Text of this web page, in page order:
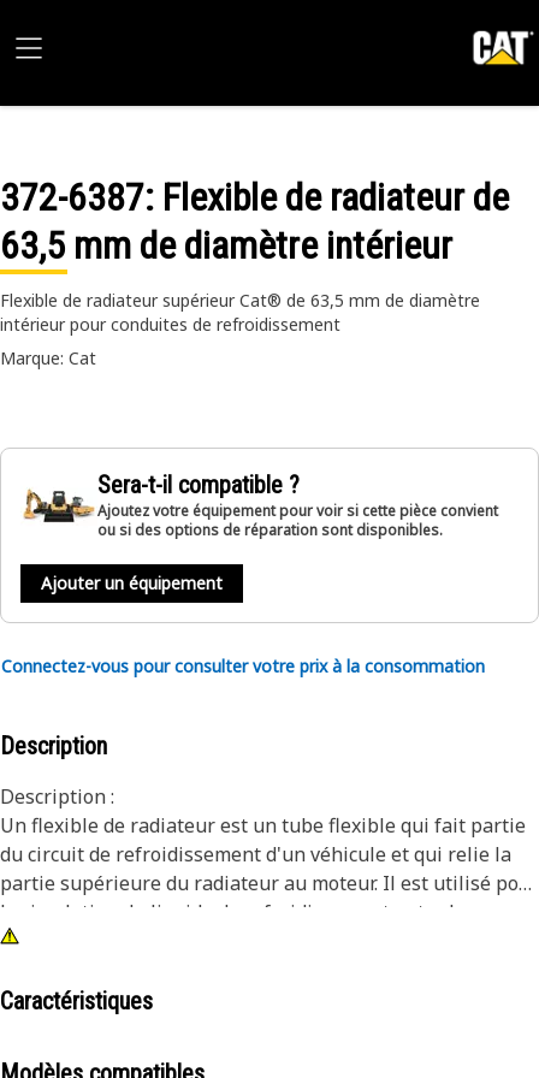
372-6387: Flexible de radiateur de
63,5 mm de diamètre intérieur
Flexible de radiateur supérieur Cat® de 63,5 mm de diamètre
intérieur pour conduites de refroidissement
Marque: Cat
Sera-t-il compatible ?
Ajoutez votre équipement pour voir si cette pièce convient
ou si des options de réparation sont disponibles.
Ajouter un équipement
Connectez-vous pour consulter votre prix à la consommation
Description
Description :
Un flexible de radiateur est un tube flexible qui fait partie
du circuit de refroidissement d'un véhicule et qui relie la
partie supérieure du radiateur au moteur. Il est utilisé pour
la circulation du liquide de refroidissement entre le
radiateur et le moteur, aidant à réguler la température du
transporter le liquide de refroidissement chaud du moteur
Caractéristiques